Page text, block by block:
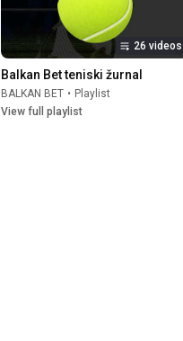
26 videos
Balkan Bet teniski žurnal
BALKAN BET • Playlist
View full playlist